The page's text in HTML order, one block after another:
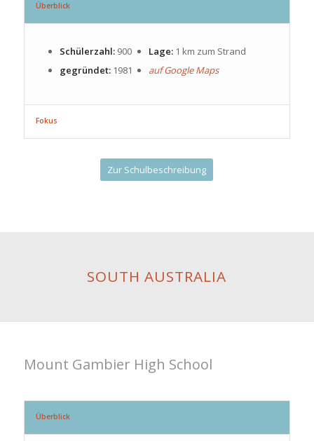
Überblick
Schülerzahl:900
gegründet:1981
Lage: 1 km zum Strand
auf Google Maps
Fokus
Zur Schulbeschreibung
SOUTH AUSTRALIA
Mount Gambier High School
Überblick